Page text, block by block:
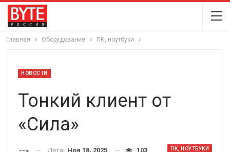
Главная Оборудование ПК, ноутбуки
НОВОСТИ
Тонкий клиент от
«Сила»
ПК, НОУТБУКИ
Дата: Ноя 18, 2025 103